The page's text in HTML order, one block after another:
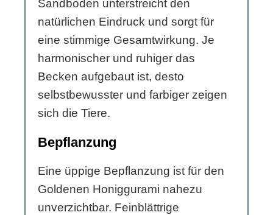
Sandboden unterstreicht den
natürlichen Eindruck und sorgt für
eine stimmige Gesamtwirkung. Je
harmonischer und ruhiger das
Becken aufgebaut ist, desto
selbstbewusster und farbiger zeigen
sich die Tiere.
Bepflanzung
Eine üppige Bepflanzung ist für den
Goldenen Honiggurami nahezu
unverzichtbar. Feinblättrige